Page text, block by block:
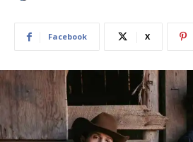
Facebook X